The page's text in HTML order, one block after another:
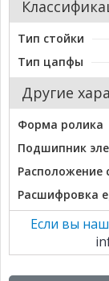
Тип стойки
Тип цапфы
Другие
Форма ролика
Подшипник
Расположение
Расшифровка
Если вы